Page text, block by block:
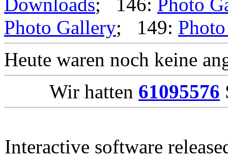
Photo Gallery; 149:
Heute waren noch keine
Wir hatten 61095576
Interactive software